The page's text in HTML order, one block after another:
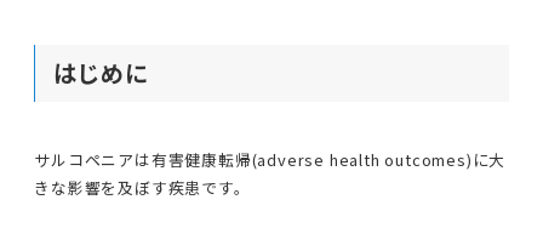
はじめに
サルコペニアは有害健康転帰(adverse health outcomes)に大
きな影響を及ぼす疾患です。